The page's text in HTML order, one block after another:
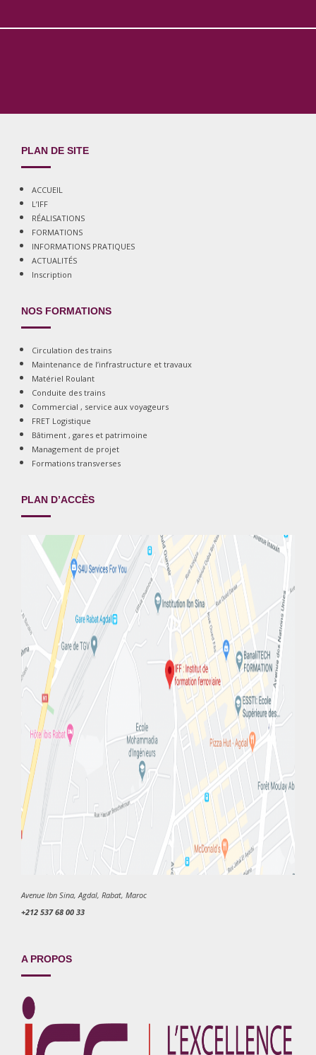
PLAN DE SITE
ACCUEIL
L’IFF
RÉALISATIONS
FORMATIONS
INFORMATIONS PRATIQUES
ACTUALITÉS
Inscription
NOS FORMATIONS
Circulation des trains
Maintenance de l’infrastructure et travaux
Matériel Roulant
Conduite des trains
Commercial , service aux voyageurs
FRET Logistique
Bâtiment , gares et patrimoine
Management de projet
Formations transverses
PLAN D’ACCÈS
Avenue Ibn Sina, Agdal, Rabat, Maroc
+212 537 68 00 33
A PROPOS